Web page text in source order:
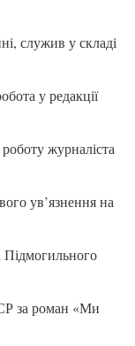
служив у складі
у редакції
журналіста
ув’язнення на
за роман «Ми